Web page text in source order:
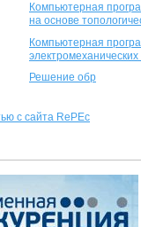
Компьютерная
на основе
Компьютерная
Решение обр
с сайта RePEc